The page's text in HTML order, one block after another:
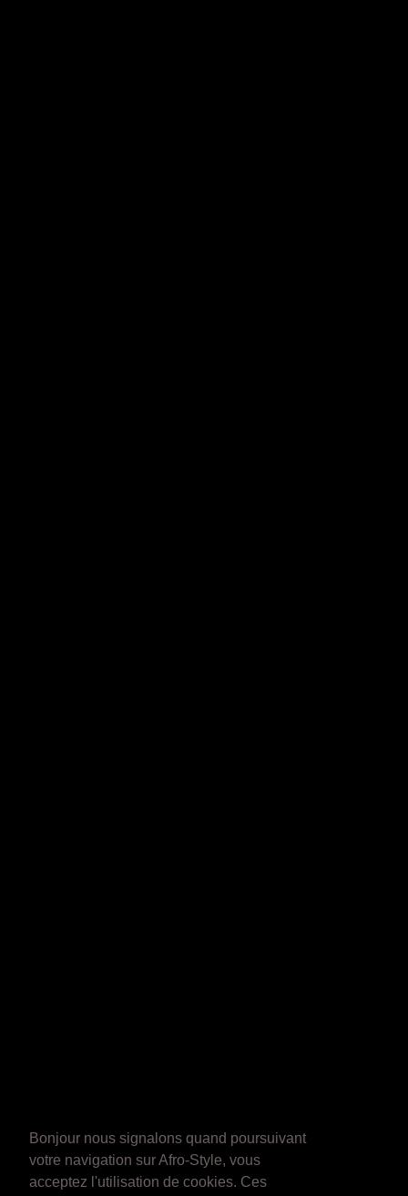
Bonjour nous signalons quand poursuivant
votre navigation sur Afro-Style, vous
acceptez l'utilisation de cookies. Ces